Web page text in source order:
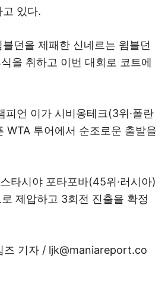
있다.
던을 제패한 신네르는 윔블던
을 취하고 이번 대회로 코트에
피언 이가 시비옹테크(3위·폴란
WTA 투어에서 순조로운 출발을
타시야 포타포바(45위·러시아)
제압하고 3회전 진출을 확정
즈 기자 / ljk@maniareport.co